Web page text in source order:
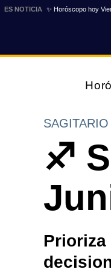
ES NOTICIA ✨ Horóscopo hoy
SAGITARIO
♐
Prioriza